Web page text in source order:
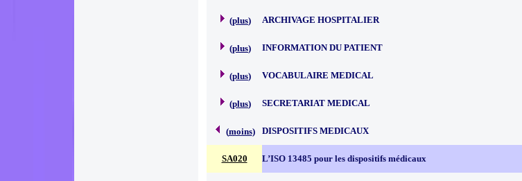
(plus) ARCHIVAGE HOSPITALIER
(plus) INFORMATION DU PATIENT
(plus) VOCABULAIRE MEDICAL
(plus) SECRETARIAT MEDICAL
(moins) DISPOSITIFS MEDICAUX
SA020 L’ISO 13485 pour les dispositifs médicaux